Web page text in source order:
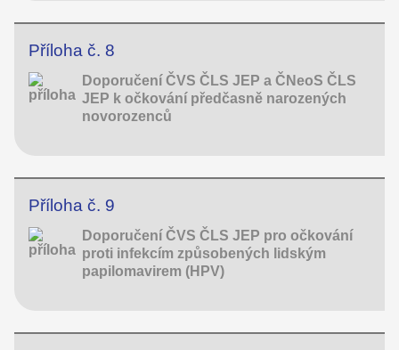
Příloha č. 8
Doporučení ČVS ČLS JEP a ČNeoS ČLS
JEP k očkování předčasně narozených
novorozenců
Příloha č. 9
Doporučení ČVS ČLS JEP pro očkování
proti infekcím způsobených lidským
papilomavirem (HPV)